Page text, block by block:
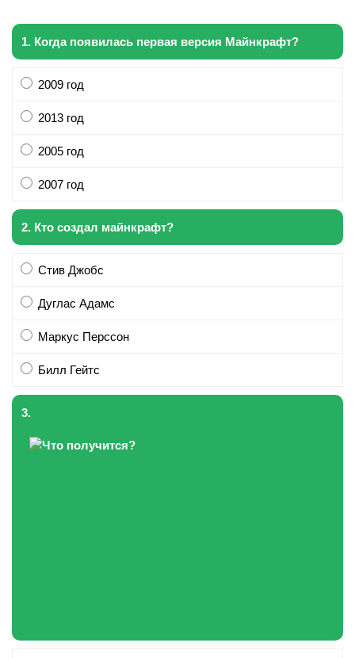
1. Когда появилась первая версия Майнкрафт?
2009 год
2013 год
2005 год
2007 год
2. Кто создал майнкрафт?
Стив Джобс
Дуглас Адамс
Маркус Перссон
Билл Гейтс
3.